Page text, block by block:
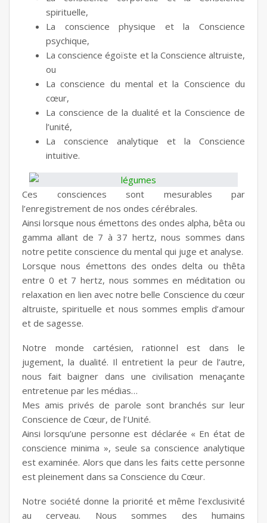
spirituelle,
La conscience physique et la Conscience
psychique,
La conscience égoïste et la Conscience altruiste,
ou
La conscience du mental et la Conscience du
cœur,
La conscience de la dualité et la Conscience de
l’unité,
La conscience analytique et la Conscience
intuitive.
Ces consciences sont mesurables par
l’enregistrement de nos ondes cérébrales.
Ainsi lorsque nous émettons des ondes alpha, bêta ou
gamma allant de 7 à 37 hertz, nous sommes dans
notre petite conscience du mental qui juge et analyse.
Lorsque nous émettons des ondes delta ou thêta
entre 0 et 7 hertz, nous sommes en méditation ou
relaxation en lien avec notre belle Conscience du cœur
altruiste, spirituelle et nous sommes emplis d’amour
et de sagesse.
Notre monde cartésien, rationnel est dans le
jugement, la dualité. Il entretient la peur de l’autre,
nous fait baigner dans une civilisation menaçante
entretenue par les médias…
Mes amis privés de parole sont branchés sur leur
Conscience de Cœur, de l’Unité.
Ainsi lorsqu’une personne est déclarée « En état de
conscience minima », seule sa conscience analytique
est examinée. Alors que dans les faits cette personne
est pleinement dans sa Conscience du Cœur.
Notre société donne la priorité et même l’exclusivité
au cerveau. Nous sommes des humains